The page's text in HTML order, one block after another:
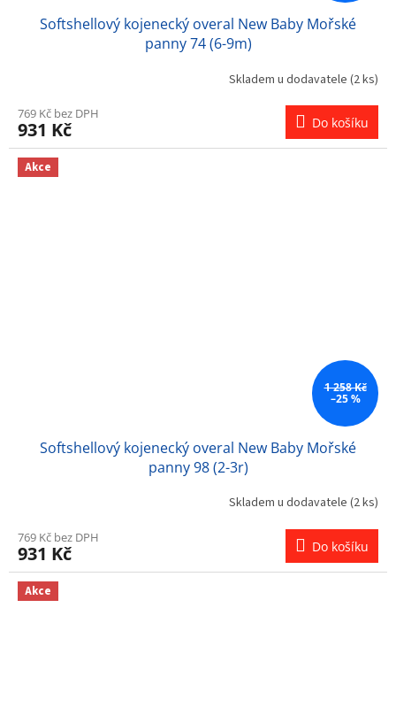
Softshellový kojenecký overal New Baby Mořské
panny 74 (6-9m)
Skladem u dodavatele (2 ks)
769 Kč bez DPH
931 Kč Do košíku
Akce
1 258 Kč
–25 %
Softshellový kojenecký overal New Baby Mořské
panny 98 (2-3r)
Skladem u dodavatele (2 ks)
769 Kč bez DPH
931 Kč Do košíku
Akce